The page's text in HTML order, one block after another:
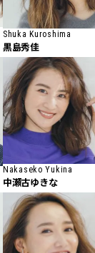
Shuka Kuroshima
黒島秀佳
Nakaseko Yukina
中瀬古ゆきな